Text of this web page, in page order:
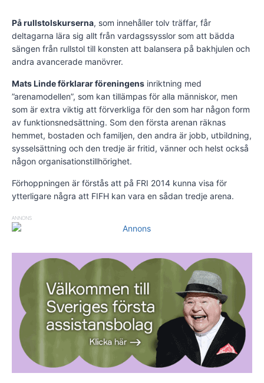
På rullstolskurserna, som innehåller tolv träffar, får
deltagarna lära sig allt från vardagssysslor som att bädda
sängen från rullstol till konsten att balansera på bakhjulen och
andra avancerade manövrer.
Mats Linde förklarar föreningens inriktning med
”arenamodellen”, som kan tillämpas för alla människor, men
som är extra viktig att förverkliga för den som har någon form
av funktionsnedsättning. Som den första arenan räknas
hemmet, bostaden och familjen, den andra är jobb, utbildning,
sysselsättning och den tredje är fritid, vänner och helst också
någon organisationstillhörighet.
Förhoppningen är förstås att på FRI 2014 kunna visa för
ytterligare några att FIFH kan vara en sådan tredje arena.
ANNONS